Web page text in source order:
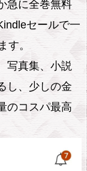
急に全巻無料
セールで一
す。
写真集、小説
し、少しの金
のコスパ最高